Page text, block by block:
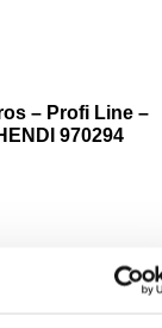
– Profi Line –
970294